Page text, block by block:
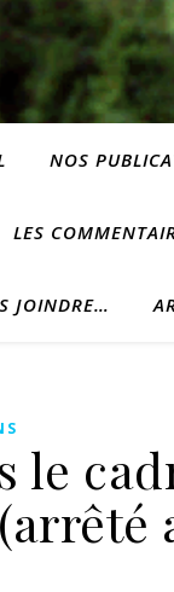
NOS
LES
JOINDRE…
le